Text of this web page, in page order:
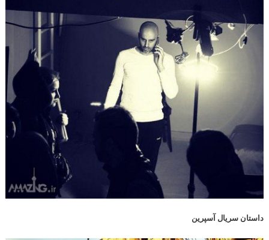
داستان سریال آسپرین